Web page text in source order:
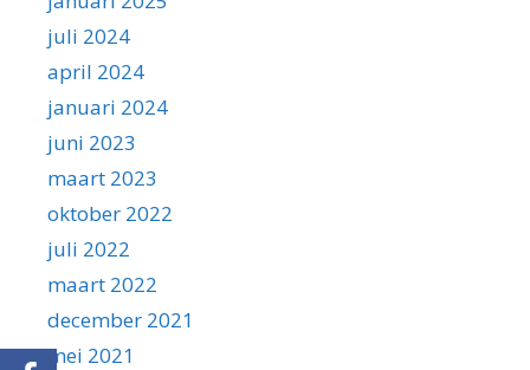
juli 2024
april 2024
januari 2024
juni 2023
maart 2023
oktober 2022
juli 2022
maart 2022
december 2021
mei 2021